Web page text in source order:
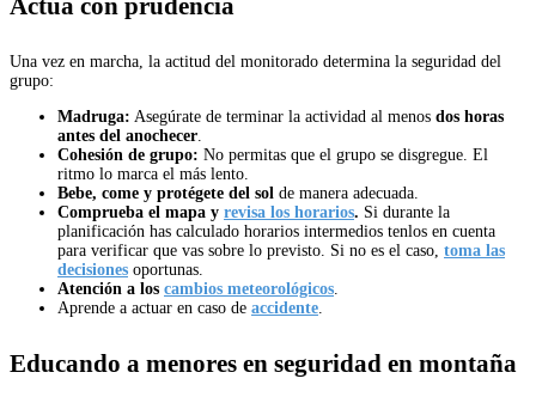
Actúa con prudencia
Una vez en marcha, la actitud del monitorado determina la seguridad del
grupo:
Madruga: Asegúrate de terminar la actividad al menos dos horas
antes del anochecer.
Cohesión de grupo: No permitas que el grupo se disgregue. El
ritmo lo marca el más lento.
Bebe, come y protégete del sol de manera adecuada.
Comprueba el mapa y revisa los horarios. Si durante la
planificación has calculado horarios intermedios tenlos en cuenta
para verificar que vas sobre lo previsto. Si no es el caso, toma las
decisiones oportunas.
Atención a los cambios meteorológicos.
Aprende a actuar en caso de accidente.
Educando a menores en seguridad en montaña